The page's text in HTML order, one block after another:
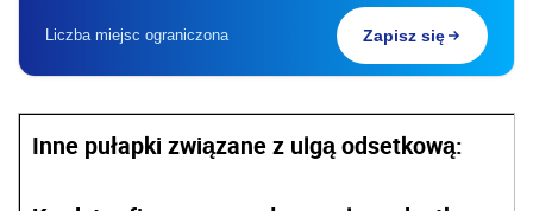
Liczba miejsc ograniczona Zapisz się
Inne pułapki związane z ulgą odsetkową: